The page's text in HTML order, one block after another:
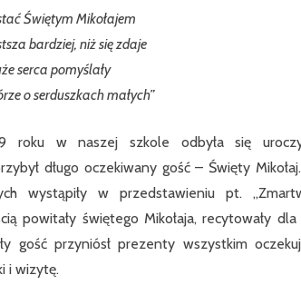
szkole
Świętym Mikołajem
bardziej, niż się zdaje
serca pomyślały
o serduszkach małych”
roku w naszej szkole odbyła się
długo oczekiwany gość – Święty
wystąpiły w przedstawieniu pt.
powitały świętego Mikołaja, recytowały dla
gość przyniósł prezenty wszystkim
i wizytę.